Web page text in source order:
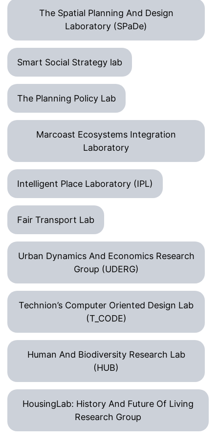
The Spatial Planning And Design
Laboratory (SPaDe)
Smart Social Strategy lab
The Planning Policy Lab
Marcoast Ecosystems Integration
Laboratory
Intelligent Place Laboratory (IPL)
Fair Transport Lab
Urban Dynamics And Economics Research
Group (UDERG)
Technion’s Computer Oriented Design Lab
(T_CODE)
Human And Biodiversity Research Lab
(HUB)
HousingLab: History And Future Of Living
Research Group